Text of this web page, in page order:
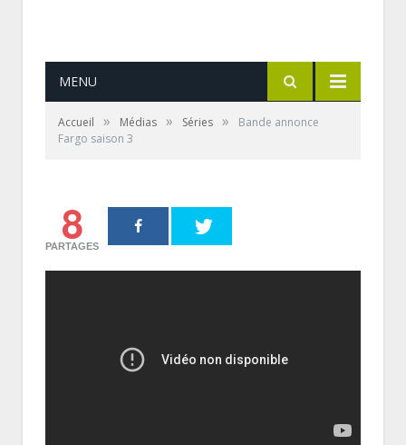
MENU
Accueil » Médias » Séries »
Bande annonce
Fargo saison 3
8
PARTAGES